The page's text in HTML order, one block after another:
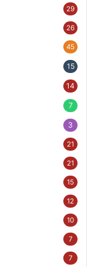
29
26
45
15
14
7
3
21
21
15
12
10
7
7